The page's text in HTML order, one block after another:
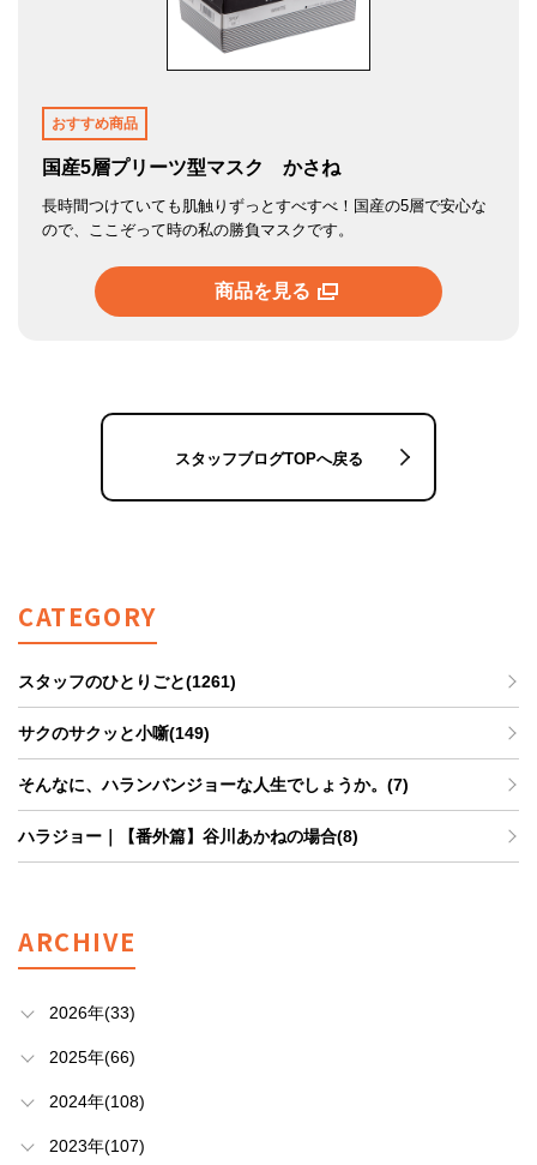
おすすめ商品
国産5層プリーツ型マスク かさね
長時間つけていても肌触りずっとすべすべ！国産の5層で安心な
ので、ここぞって時の私の勝負マスクです。
商品を見る
スタッフブログTOPへ戻る
CATEGORY
スタッフのひとりごと(1261)
サクのサクッと小噺(149)
そんなに、ハランバンジョーな人生でしょうか。(7)
ハラジョー｜【番外篇】谷川あかねの場合(8)
ARCHIVE
2026年(33)
2025年(66)
2024年(108)
2023年(107)